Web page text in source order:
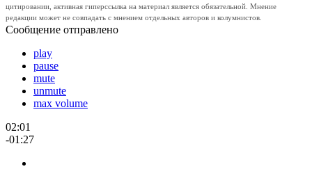
цитировании, активная гиперссылка на материал является обязательной. Мнение
редакции может не совпадать с мнением отдельных авторов и колумнистов.
Сообщение отправлено
play
pause
mute
unmute
max volume
02:01
-01:27